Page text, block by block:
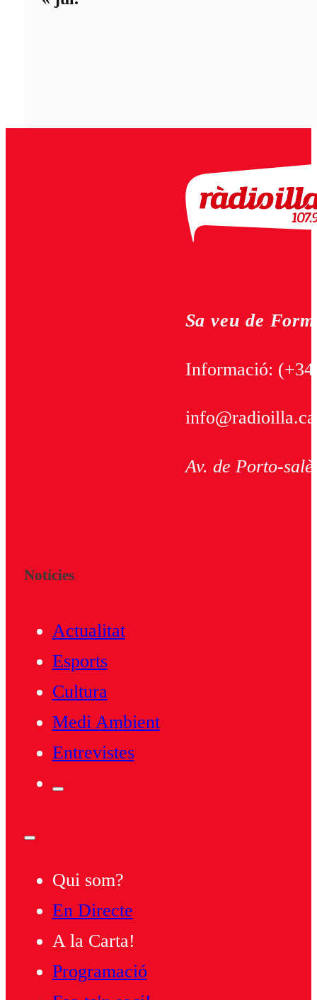
Sa veu de
Informació:
Av. de Porto-
Notícies
Actualitat
Esports
Cultura
Medi Ambient
Entrevistes
Qui som?
En Directe
A la Carta!
Programació